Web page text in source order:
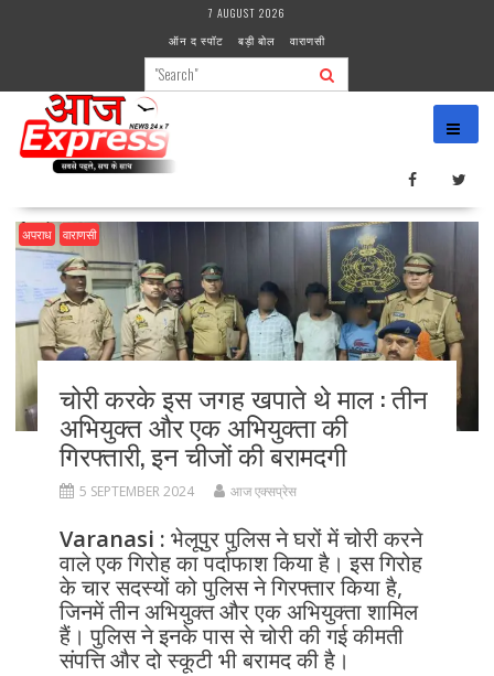
7 AUGUST 2026
ऑन द स्पॉट
बड़ी बोल वाराणसी
अपराध वाराणसी
चोरी करके इस जगह खपाते थे माल : तीन
अभियुक्त और एक अभियुक्ता की
गिरफ्तारी, इन चीजों की बरामदगी
5 SEPTEMBER 2024 आज एक्सप्रेस
Varanasi : भेलूपुर पुलिस ने घरों में चोरी करने
वाले एक गिरोह का पर्दाफाश किया है। इस गिरोह
के चार सदस्यों को पुलिस ने गिरफ्तार किया है,
जिनमें तीन अभियुक्त और एक अभियुक्ता शामिल
हैं। पुलिस ने इनके पास से चोरी की गई कीमती
संपत्ति और दो स्कूटी भी बरामद की है।